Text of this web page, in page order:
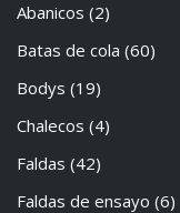
Abanicos (2)
Batas de cola (60)
Bodys (19)
Chalecos (4)
Faldas (42)
Faldas de ensayo (6)